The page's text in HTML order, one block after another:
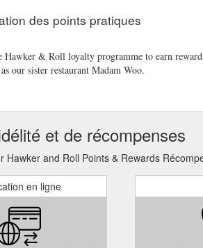
https://
REWARDS EVERY TIME YOU DINE.
REWARDS EVERY TIME YOU DINE.
https://
REWARDS EVERY TIME YOU DINE.
& Roll – Sylvia Park. Sylvia Park Shopping
des points pratiques
Hawker & Roll loyalty programme to earn
our sister restaurant Madam Woo.
et de récompenses
Hawker and Roll Points & Rewards
en ligne